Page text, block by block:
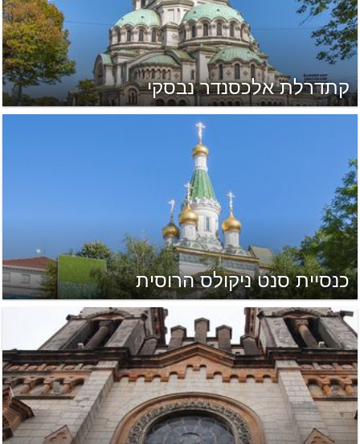
קתדרלת אלכסנדר נבסקי
כנסיית סנט ניקולס הרוסית